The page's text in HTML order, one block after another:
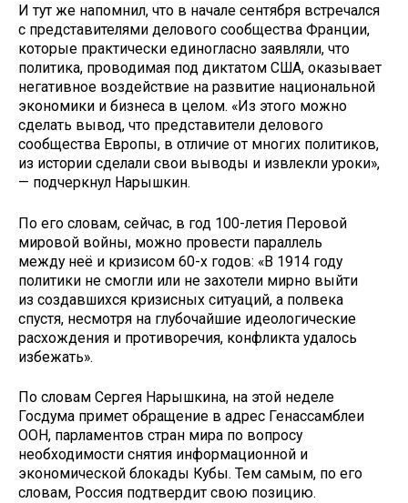
И тут же напомнил, что в начале сентября встречался
с представителями делового сообщества Франции,
которые практически единогласно заявляли, что
политика, проводимая под диктатом США, оказывает
негативное воздействие на развитие национальной
экономики и бизнеса в целом. «Из этого можно
сделать вывод, что представители делового
сообщества Европы, в отличие от многих политиков,
из истории сделали свои выводы и извлекли уроки»,
— подчеркнул Нарышкин.
По его словам, сейчас, в год 100-летия Перовой
мировой войны, можно провести параллель
между неё и кризисом 60-х годов: «В 1914 году
политики не смогли или не захотели мирно выйти
из создавшихся кризисных ситуаций, а полвека
спустя, несмотря на глубочайшие идеологические
расхождения и противоречия, конфликта удалось
избежать».
По словам Сергея Нарышкина, на этой неделе
Госдума примет обращение в адрес Генассамблеи
ООН, парламентов стран мира по вопросу
необходимости снятия информационной и
экономической блокады Кубы. Тем самым, по его
словам, Россия подтвердит свою позицию.